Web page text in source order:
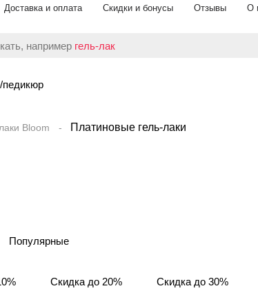
Доставка и оплата Скидки и бонусы Отзывы О
например гель-лак
Bloom Платиновые гель-лаки
Популярные
Скидка до 20% Скидка до 30%